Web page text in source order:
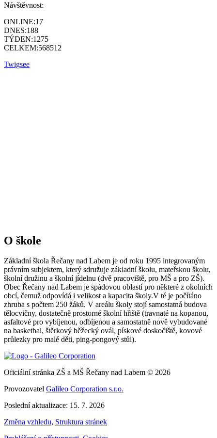
Návštěvnost:
ONLINE:17
DNES:188
TÝDEN:1275
CELKEM:568512
Twigsee
O škole
Základní škola Řečany nad Labem je od roku 1995 integrovaným
právním subjektem, který sdružuje základní školu, mateřskou školu,
školní družinu a školní jídelnu (dvě pracoviště, pro MŠ a pro ZŠ).
Obec Řečany nad Labem je spádovou oblastí pro některé z okolních
obcí, čemuž odpovídá i velikost a kapacita školy.V té je počítáno
zhruba s počtem 250 žáků. V areálu školy stojí samostatná budova
tělocvičny, dostatečně prostorné školní hřiště (travnaté na kopanou,
asfaltové pro vybíjenou, odbíjenou a samostatně nově vybudované
na basketbal, štěrkový běžecký ovál, pískové doskočiště, kovové
průlezky pro malé děti, ping-pongový stůl).
Oficiální stránka ZŠ a MŠ Řečany nad Labem © 2026
Provozovatel Galileo Corporation s.r.o.
Poslední aktualizace: 15. 7. 2026
Změna vzhledu, Struktura stránek